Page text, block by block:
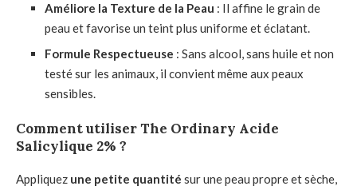
Améliore la Texture de la Peau : Il affine le grain de
peau et favorise un teint plus uniforme et éclatant.
Formule Respectueuse : Sans alcool, sans huile et non
testé sur les animaux, il convient même aux peaux
sensibles.
Comment utiliser The Ordinary Acide
Salicylique 2% ?
Appliquez une petite quantité sur une peau propre et sèche,